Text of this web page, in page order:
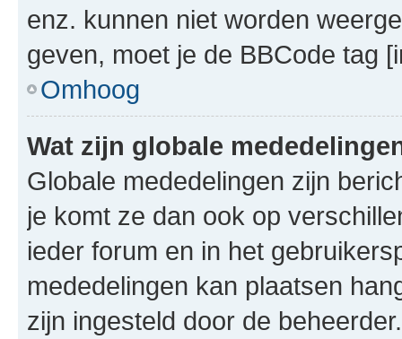
enz. kunnen niet worden
geven, moet je de BBCode tag
Omhoog
Wat zijn globale
Globale mededelingen zijn
je komt ze dan ook op
ieder forum en in het
mededelingen kan plaatsen
zijn ingesteld door de beheerder.